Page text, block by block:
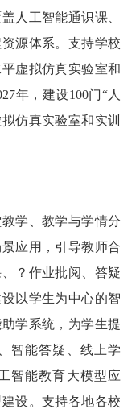
人工智能通识课、
源体系。支持学校
虚拟仿真实验室和
年，建设100门“人
仿真实验室和实训
学、教学与学情分
应用，引导教师合
？作业批阅、答疑
以学生为中心的智
学系统，为学生提
智能答疑、线上学
智能教育大模型应
设。支持各地各校